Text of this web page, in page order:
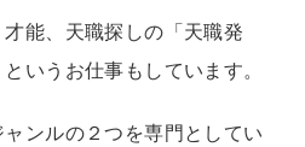
能、天職探しの「天職発
いうお仕事もしています。
ンルの２つを専門としてい